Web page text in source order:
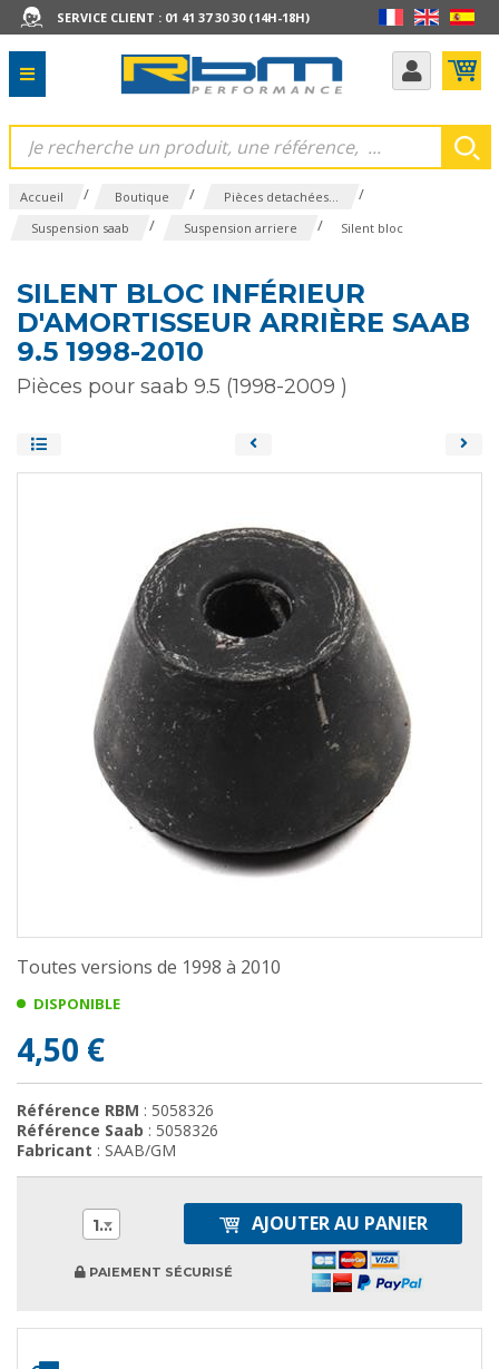
SERVICE CLIENT : 01 41 37 30 30 (14H-18H)
Accueil / Boutique / Pièces detachées... /
Suspension saab / Suspension arriere / Silent bloc
SILENT BLOC INFÉRIEUR
D'AMORTISSEUR ARRIÈRE SAAB
9.5 1998-2010
Pièces pour saab 9.5 (1998-2009 )
Toutes versions de 1998 à 2010
DISPONIBLE
4,50 €
Référence RBM : 5058326
Référence Saab : 5058326
Fabricant : SAAB/GM
1 AJOUTER AU PANIER
PAIEMENT SÉCURISÉ